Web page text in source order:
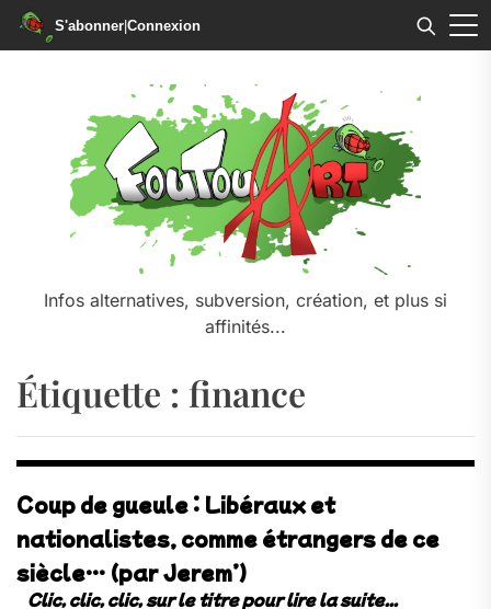
S'abonner|Connexion
Infos alternatives, subversion, création, et plus si
affinités...
Étiquette : finance
Coup de gueule : Libéraux et
nationalistes, comme étrangers de ce
siècle… (par Jerem’)